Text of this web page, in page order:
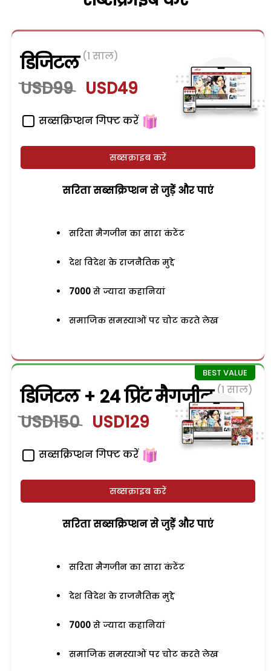
डिजिटल (1 साल)
USD99 USD49
सब्सक्रिप्शन गिफ्ट करें
सब्सक्राइब करें
सरिता सब्सक्रिप्शन से जुड़ेें और पाएं
सरिता मैगजीन का सारा कंटेंट
देश विदेश के राजनैतिक मुद्दे
7000 से ज्यादा कहानियां
समाजिक समस्याओं पर चोट करते लेख
डिजिटल + 24 प्रिंट मैगजीन (1 साल)
USD150 USD129
सब्सक्रिप्शन गिफ्ट करें
सब्सक्राइब करें
सरिता सब्सक्रिप्शन से जुड़ेें और पाएं
सरिता मैगजीन का सारा कंटेंट
देश विदेश के राजनैतिक मुद्दे
7000 से ज्यादा कहानियां
समाजिक समस्याओं पर चोट करते लेख